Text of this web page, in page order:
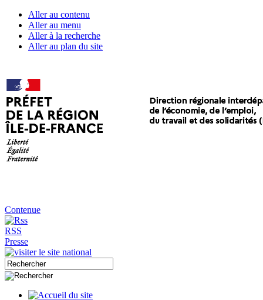
Aller au contenu
Aller au menu
Aller à la recherche
Aller au plan du site
Contenue
RSS
Presse